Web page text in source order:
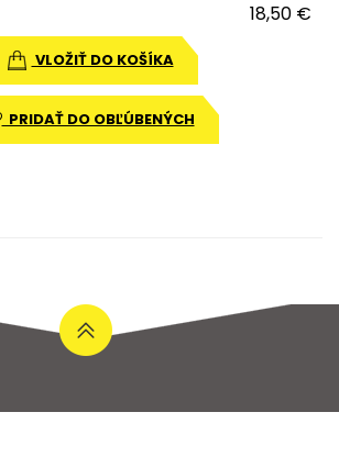
18,50 €
VLOŽIŤ DO KOŠÍKA
PRIDAŤ DO OBĽÚBENÝCH